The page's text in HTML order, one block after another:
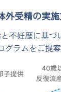
外受精の実
不妊歴に基づ
グラムをご提